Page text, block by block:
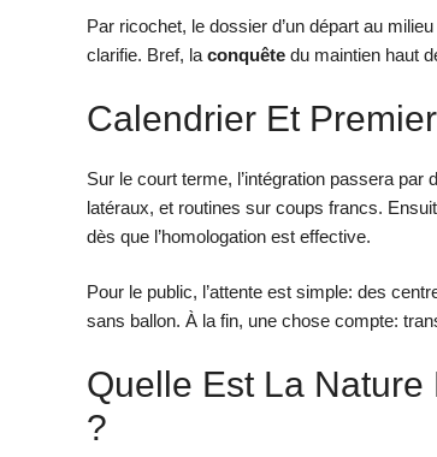
Par ricochet, le dossier d’un départ au
clarifie. Bref, la conquête du maintien haut
Calendrier Et
Sur le court terme, l’intégration passera
latéraux, et routines sur coups francs.
dès que l’homologation est effective.
Pour le public, l’attente est simple: des
sans ballon. À la fin, une chose compte:
Quelle Est La Nature
?